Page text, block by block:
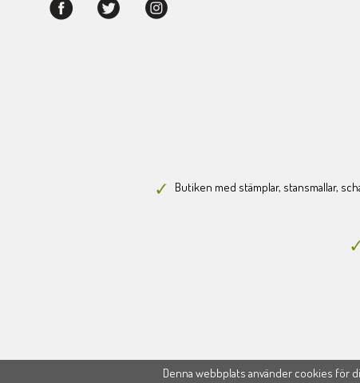
Butiken med stämplar, stansmallar,
Denna webbplats använder cookies för